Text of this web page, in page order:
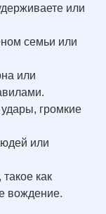
или
семьи или
или
громкие
или
как
вождение.